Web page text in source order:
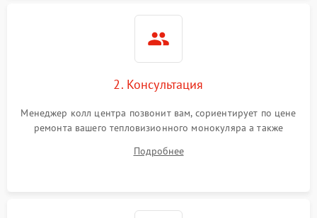
2. Консультация
Менеджер колл центра позвонит вам, сориентирует по цене
ремонта вашего тепловизионного монокуляра а также
Подробнее